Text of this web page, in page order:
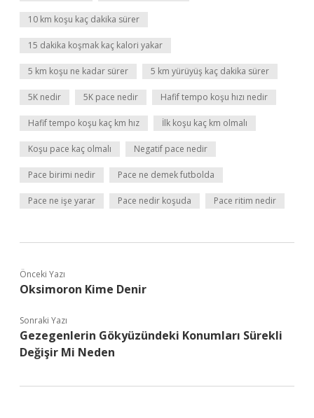
10 km koşu kaç dakika sürer
15 dakika koşmak kaç kalori yakar
5 km koşu ne kadar sürer 5 km yürüyüş kaç dakika sürer
5K nedir 5K pace nedir Hafif tempo koşu hızı nedir
Hafif tempo koşu kaç km hız İlk koşu kaç km olmalı
Koşu pace kaç olmalı Negatif pace nedir
Pace birimi nedir Pace ne demek futbolda
Pace ne işe yarar Pace nedir koşuda Pace ritim nedir
Önceki Yazı
Oksimoron Kime Denir
Sonraki Yazı
Gezegenlerin Gökyüzündeki Konumları Sürekli
Değişir Mi Neden